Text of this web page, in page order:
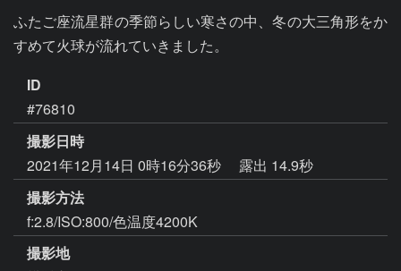
ふたご座流星群の季節らしい寒さの中、冬の大三角形をか
すめて火球が流れていきました。
ID
#76810
撮影日時
2021年12月14日 0時16分36秒
露出 14.9秒
撮影方法
f:2.8/ISO:800/色温度4200K
撮影地